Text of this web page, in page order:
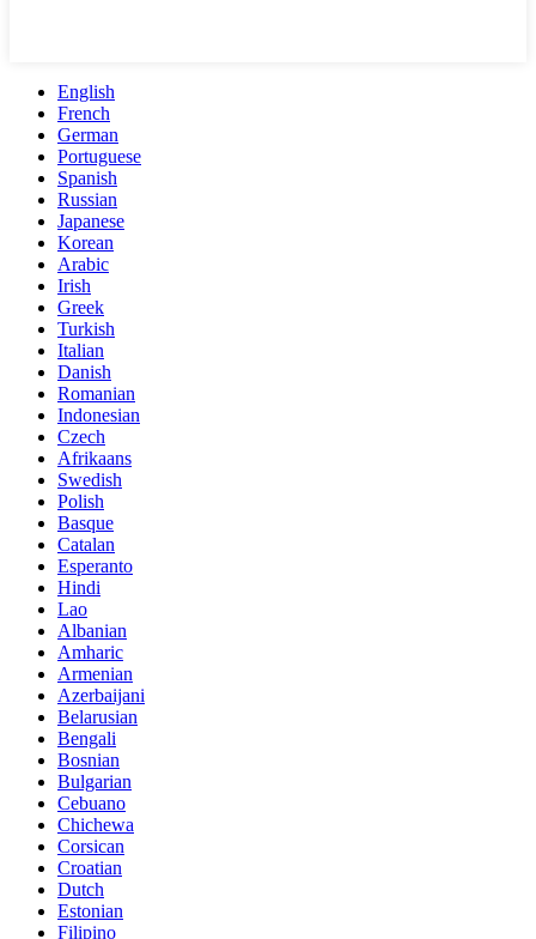
English
French
German
Portuguese
Spanish
Russian
Japanese
Korean
Arabic
Irish
Greek
Turkish
Italian
Danish
Romanian
Indonesian
Czech
Afrikaans
Swedish
Polish
Basque
Catalan
Esperanto
Hindi
Lao
Albanian
Amharic
Armenian
Azerbaijani
Belarusian
Bengali
Bosnian
Bulgarian
Cebuano
Chichewa
Corsican
Croatian
Dutch
Estonian
Filipino